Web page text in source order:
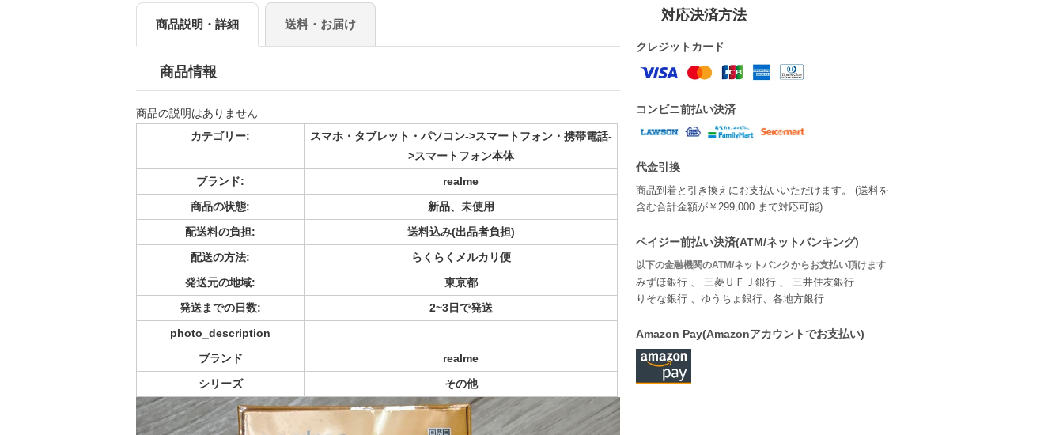
商品説明・詳細 送料・お届け
商品情報
商品の説明はありません
カテゴリー:
スマホ・タブレット・パソコン->スマートフォン・携帯電話-
>スマートフォン本体
ブランド:
realme
商品の状態:
新品、未使用
配送料の負担:
送料込み(出品者負担)
配送の方法:
らくらくメルカリ便
発送元の地域:
東京都
発送までの日数:
2~3日で発送
photo_description
ブランド
realme
シリーズ
その他
対応決済方法
クレジットカード
コンビニ前払い決済
代金引換
商品到着と引き換えにお支払いいただけます。 (送料を
含む合計金額が￥299,000 まで対応可能)
ペイジー前払い決済(ATM/ネットバンキング)
以下の金融機関のATM/ネットバンクからお支払い頂けます
みずほ銀行 、 三菱ＵＦＪ銀行 、 三井住友銀行
りそな銀行 、ゆうちょ銀行、各地方銀行
Amazon Pay(Amazonアカウントでお支払い)